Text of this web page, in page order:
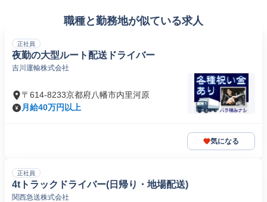
職種と勤務地が似ている求人
正社員
夜勤の大型ルート配送ドライバー
吉川運輸株式会社
〒614-8233京都府八幡市内里河原
月給40万円以上
気になる
正社員
4tトラックドライバー(日帰り・地場配送)
関西急送株式会社